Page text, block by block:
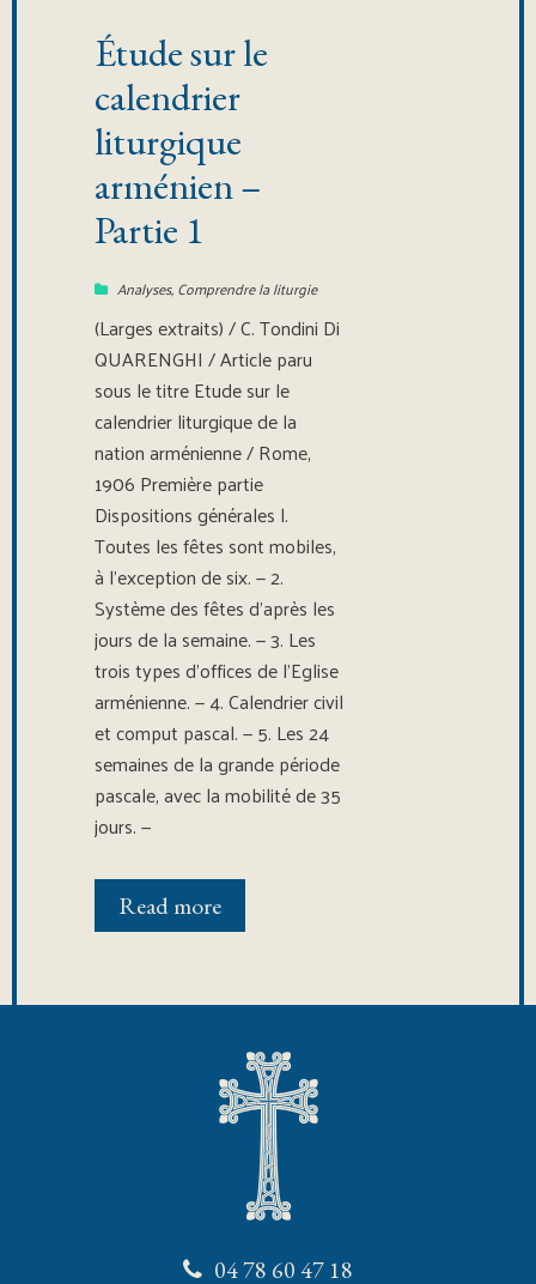
Étude sur le
calendrier
liturgique
arménien –
Partie 1
Analyses,Comprendre la liturgie
(Larges extraits) / C. Tondini Di
QUARENGHI / Article paru
sous le titre Etude sur le
calendrier liturgique de la
nation arménienne / Rome,
1906 Première partie
Dispositions générales l.
Toutes les fêtes sont mobiles,
à l’exception de six. — 2.
Système des fêtes d’après les
jours de la semaine. — 3. Les
trois types d’offices de l’Eglise
arménienne. — 4. Calendrier civil
et comput pascal. — 5. Les 24
semaines de la grande période
pascale, avec la mobilité de 35
jours. —
Read more
04 78 60 47 18